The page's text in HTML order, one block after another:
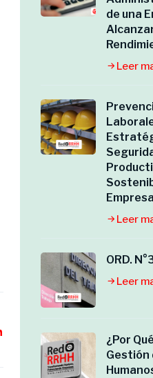
de una
Leer
Leer
ORD.
Leer
¿Por
Gestión